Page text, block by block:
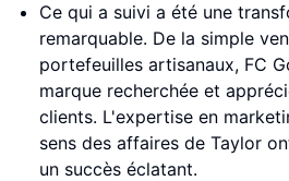
Ce qui a suivi a été une
remarquable. De la simple
portefeuilles artisanaux, FC
marque recherchée et
clients. L'expertise en
sens des affaires de Taylor
un succès éclatant.